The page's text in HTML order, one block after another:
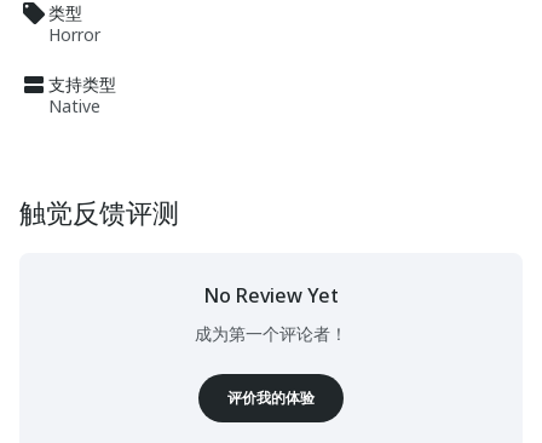
类型
Horror
支持类型
Native
触觉反馈评测
No Review Yet
成为第一个评论者！
评价我的体验